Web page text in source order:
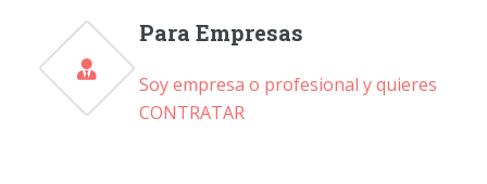
Para Empresas
Soy empresa o profesional y quieres
CONTRATAR